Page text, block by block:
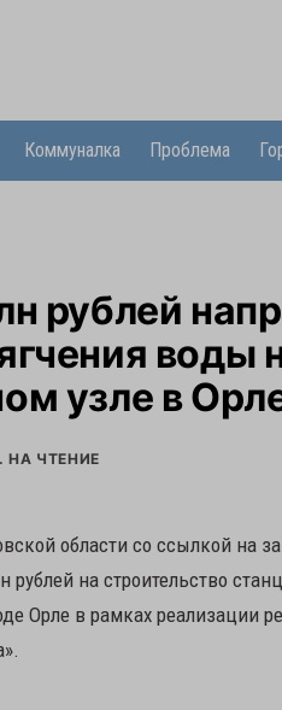
Коммуналка Проблема
рублей
воды
узле в
НА ЧТЕНИЕ
области со ссылкой на
рублей на строительство
Орле в рамках реализации